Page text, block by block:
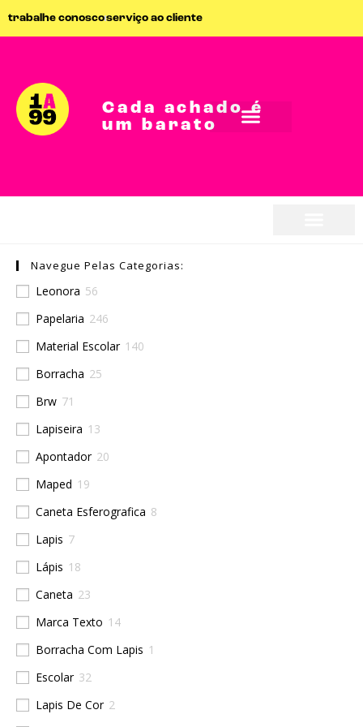
trabalhe conoscoserviço ao cliente
Cada achado é
um barato
Navegue Pelas Categorias:
Leonora 56
Papelaria 246
Material Escolar 140
Borracha 25
Brw 71
Lapiseira 13
Apontador 20
Maped 19
Caneta Esferografica 8
Lapis 7
Lápis 18
Caneta 23
Marca Texto 14
Borracha Com Lapis 1
Escolar 32
Lapis De Cor 2